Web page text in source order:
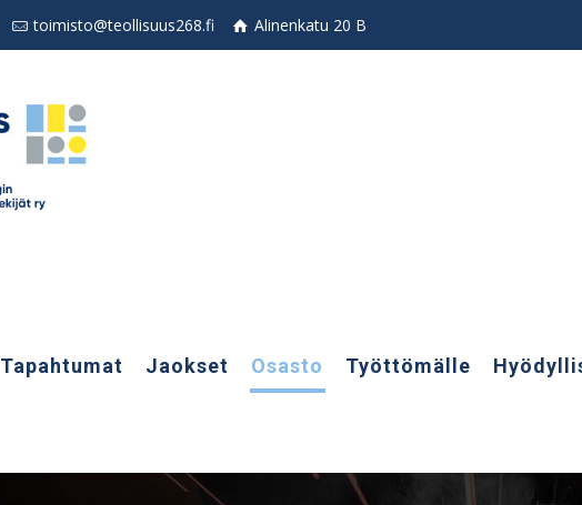
toimisto@teollisuus268.fi Alinenkatu 20 B
Tapahtumat Jaokset Osasto Työttömälle